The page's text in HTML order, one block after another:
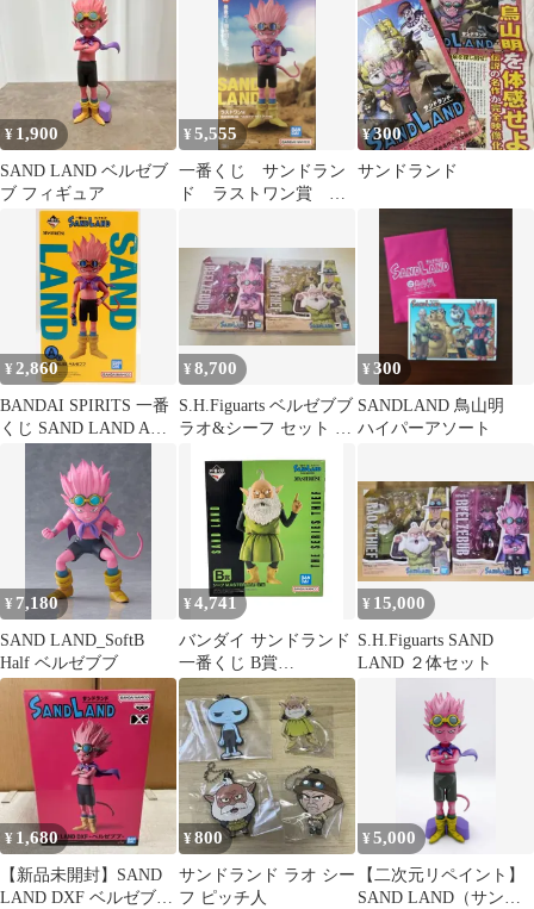
¥ 1,900
SAND LAND ベルゼブ
ブ フィギュア
¥5,555
一番くじ サンドラン
ド ラストワン賞 ベ
¥300
サンドランド
¥ 2,860
BANDAI SPIRITS 一番
くじ SAND LAND A賞
MASTERLISE フィギュ
¥8,700
S.H.Figuarts ベルゼブブ
ラオ&シーフ セット サ
¥300
SANDLAND 鳥山明
ハイパーアソート
¥ 7,180
SAND LAND_SoftB
Half ベルゼブブ
¥ 4,741
バンダイ サンドランド
一番くじ B賞
MASTERLISE シーフ
フィギュア
¥ 15,000
S.H.Figuarts SAND
LAND ２体セット
¥ 1,680
【新品未開封】SAND
LAND DXF ベルゼブブ
¥800
サンドランド ラオ シー
フ ピッチ人
¥5,000
【二次元リペイント】
SAND LAND（サンド